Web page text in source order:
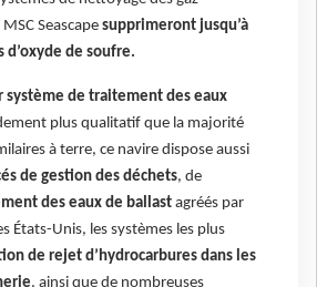
Seascape supprimeront jusqu’à
d’oxyde de soufre.
système de traitement des eaux
plus qualitatif que la majorité
à terre, ce navire dispose aussi
de gestion des déchets, de
des eaux de ballast agréés par
États-Unis, les systèmes les plus
de rejet d’hydrocarbures dans les
, ainsi que de nombreuses